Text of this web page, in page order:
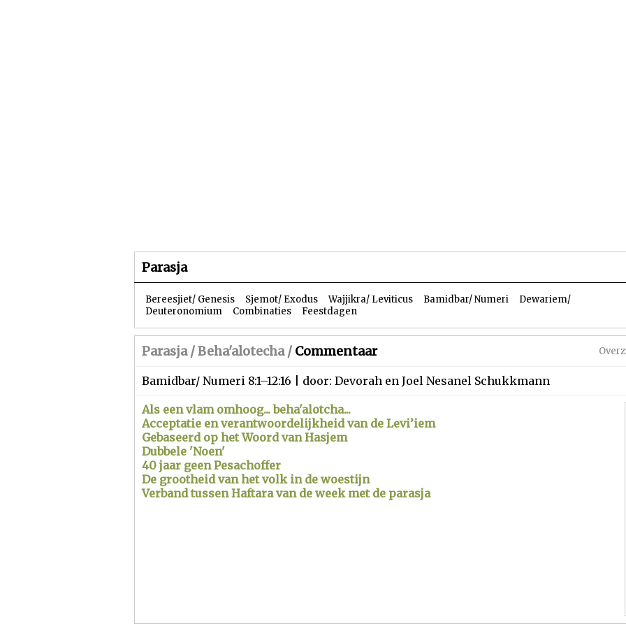
Parasja
Bereesjiet/ Genesis Sjemot/ Exodus Wajjikra/ Leviticus Bamidbar/ Numeri
Dewariem/
Deuteronomium
Combinaties Feestdagen
Parasja /Beha'alotecha/ Commentaar
Bamidbar/ Numeri 8:1–12:16 | door: Devorah en Joel Nesanel Schukkmann
Als een vlam omhoog... beha'alotcha...
Acceptatie en verantwoordelijkheid van de Levi’iem
Gebaseerd op het Woord van Hasjem
Dubbele 'Noen'
40 jaar geen Pesachoffer
De grootheid van het volk in de woestijn
Verband tussen Haftara van de week met de parasja